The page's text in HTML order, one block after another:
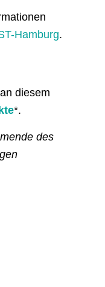
Hamburg.
diesem
*.
des